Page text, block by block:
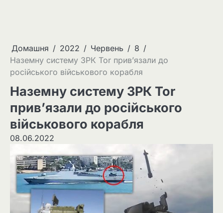
Домашня 2022 Червень
8
Наземну систему ЗРК Tor прив’язали до
російського військового корабля
Наземну систему ЗРК Tor
прив’язали до російського
військового корабля
08.06.2022